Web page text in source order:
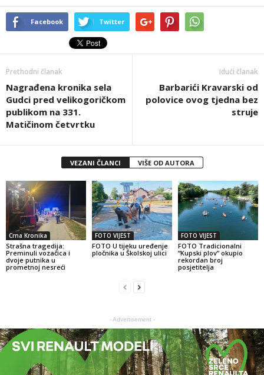
Facebook Twitter
Prethodni članak
Nagrađena kronika sela
Gudci pred velikogoričkom
publikom na 331.
Matičinom četvrtku
Idući članak
Barbarići Kravarski od
polovice ovog tjedna bez
struje
VEZANI ČLANCI VIŠE OD AUTORA
Crna Kronika
Strašna tragedija:
Preminuli vozačica i
dvoje putnika u
prometnoj nesreći
FOTO VIJEST
FOTO U tijeku uređenje
pločnika u Školskoj ulici
FOTO VIJEST
FOTO Tradicionalni
“Kupski plov” okupio
rekordan broj
posjetitelja
- Advertisement -